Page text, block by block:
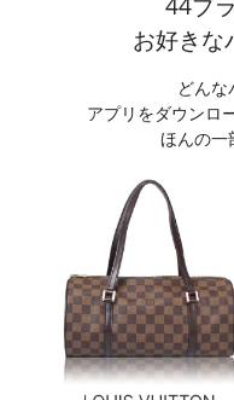
お好きな
どん
アプリをダウンロ
ほんの一